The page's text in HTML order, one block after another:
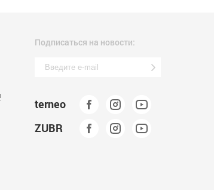
Подписаться на новости:
terneo
ZUBR